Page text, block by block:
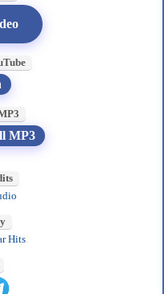
MP3
Hits